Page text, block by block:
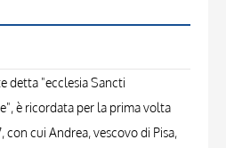
detta "ecclesia Sancti
è ricordata per la prima volta
cui Andrea, vescovo di Pisa,